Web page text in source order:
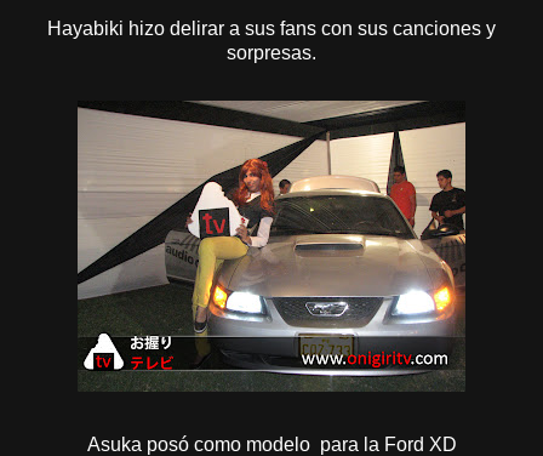
Hayabiki hizo delirar a sus fans con sus canciones y
sorpresas.
Asuka posó como modelo para la Ford XD